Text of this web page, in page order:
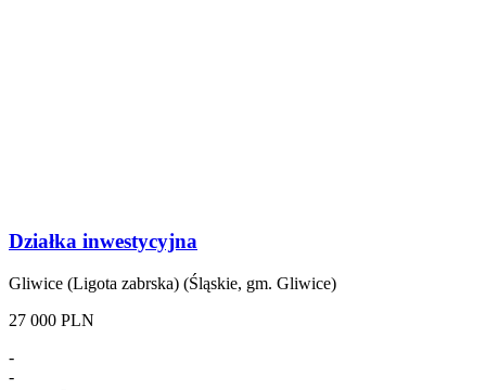
Działka inwestycyjna
Gliwice (Ligota zabrska) (Śląskie, gm. Gliwice)
27 000 PLN
-
-